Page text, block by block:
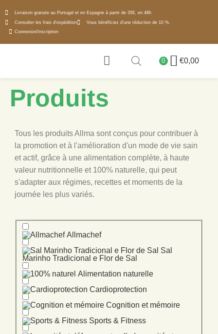
Livraison gratuite au Portugal et en Espagne à partir de 35€, en 48h
Consulter les frais d'expédition
Vous bénéficiez d'une réduction de 10 %.
Connexion/Inscription
0 €0,00
Produits
Tous les produits Allma sont conçus pour contribuer à
la promotion et à l'amélioration d'un mode de vie sain
et actif, grâce à une alimentation complète, à haute
valeur nutritionnelle et 100% naturelle, qui peut
s'adapter aux régimes, recettes et moments de la
journée les plus variés.
Allmachef
Sal
Marinho Tradicional e Flor de Sal
Alimentation naturelle
Cardioprotection
Cognition et mémoire
Sports & Fitness